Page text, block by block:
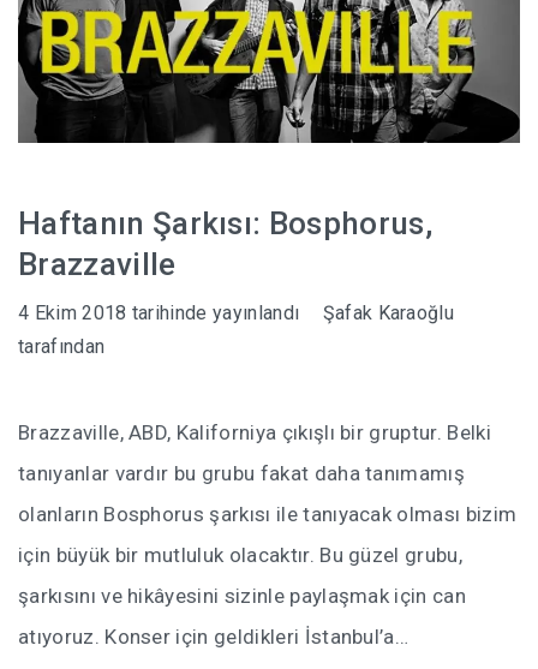
Haftanın Şarkısı: Bosphorus,
Brazzaville
4 Ekim 2018 tarihinde yayınlandı
Şafak Karaoğlu
tarafından
Brazzaville, ABD, Kaliforniya çıkışlı bir gruptur. Belki
tanıyanlar vardır bu grubu fakat daha tanımamış
olanların Bosphorus şarkısı ile tanıyacak olması bizim
için büyük bir mutluluk olacaktır. Bu güzel grubu,
şarkısını ve hikâyesini sizinle paylaşmak için can
atıyoruz. Konser için geldikleri İstanbul’a…